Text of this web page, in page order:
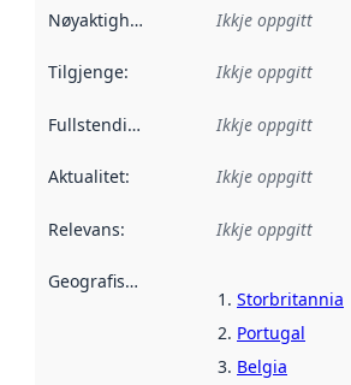
Nøyaktigheit Ikkje oppgitt
Tilgjenge: Ikkje oppgitt
Fullstendigheit Ikkje oppgitt
Aktualitet: Ikkje oppgitt
Relevans: Ikkje oppgitt
Geografisk område
Storbritannia
Portugal
Belgia